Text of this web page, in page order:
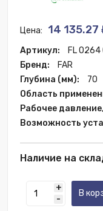
Цена: 14 135.27
Артикул:
FL 0264
Бренд:
FAR
Глубина (мм):
70
Область
Рабочее
Возможность
Наличие на
Москва:
20 шт.
+
-
В